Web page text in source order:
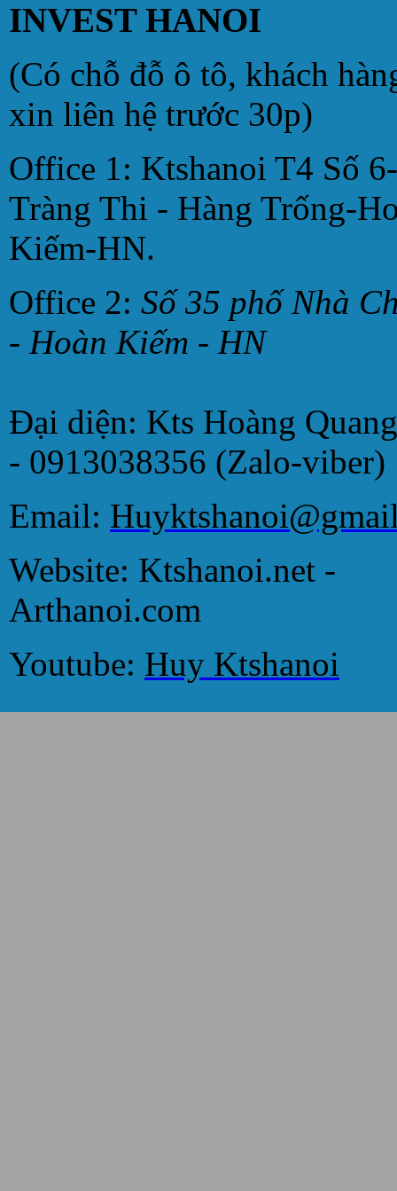
INVEST HANOI
(Có chỗ đỗ ô tô, khách
xin liên hệ trước 30p)
Office 1: Ktshanoi T4 Số
Tràng Thi - Hàng Trống-
Kiếm-HN.
Office 2: Số 35 phố Nhà
- Hoàn Kiếm - HN
Đại diện: Kts Hoàng
- 0913038356 (Zalo-viber)
Email:
Website: Ktshanoi.net -
Arthanoi.com
Youtube: Huy Ktshanoi